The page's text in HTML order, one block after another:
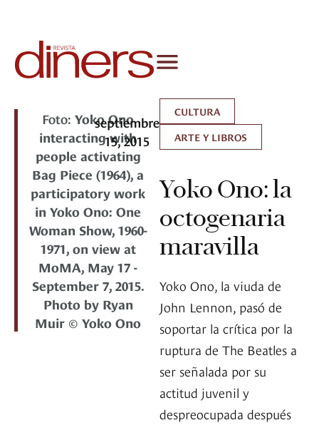
Foto:Yoko Ono
interacting with
people activating
Bag Piece (1964), a
participatory work
in Yoko Ono: One
Woman Show, 1960-
1971, on view at
MoMA, May 17 -
September 7, 2015.
Photo by Ryan
Muir © Yoko Ono
septiembre
15, 2015
CULTURA
ARTE Y LIBROS
Yoko Ono: la
octogenaria
maravilla
Yoko Ono, la viuda de
John Lennon, pasó de
soportar la crítica por la
ruptura de The Beatles a
ser señalada por su
actitud juvenil y
despreocupada después